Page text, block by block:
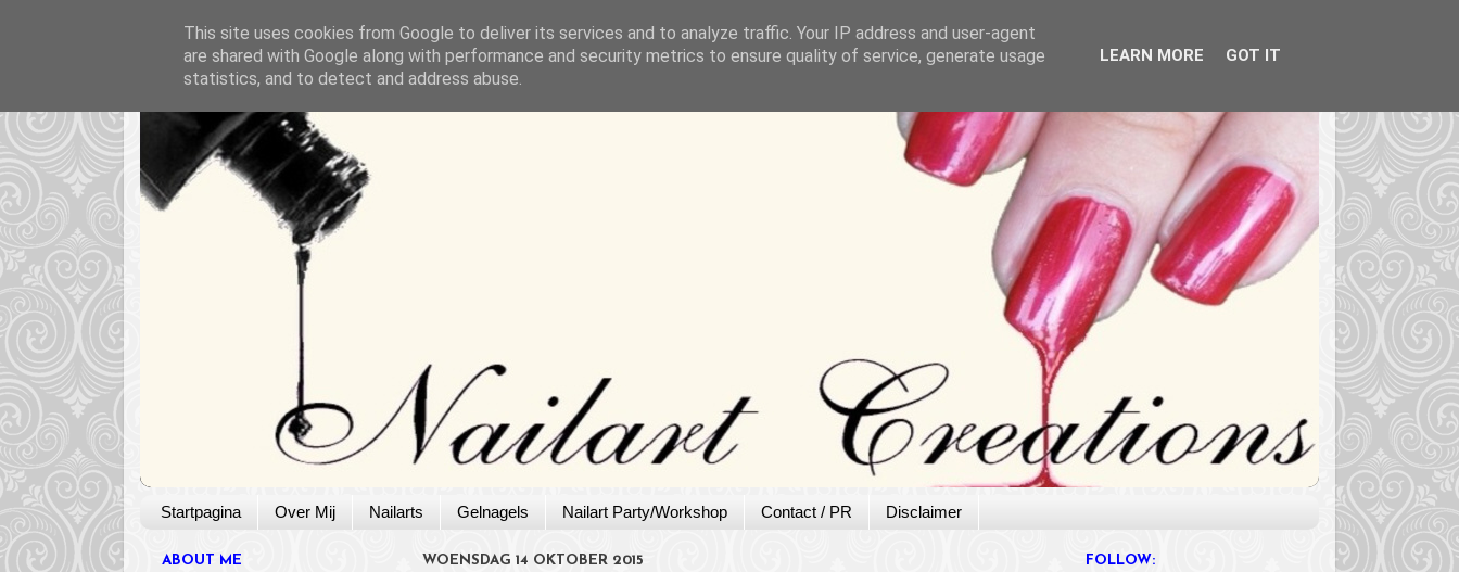
Startpagina Over Mij Nailarts Gelnagels Nailart Party/Workshop Contact / PR Disclaimer
WOENSDAG 14 OKTOBER 2015
ABOUT ME FOLLOW:
This site uses cookies from Google to deliver its services and to analyze traffic. Your IP address and user-agent
are shared with Google along with performance and security metrics to ensure quality of service, generate usage
statistics, and to detect and address abuse.
LEARN MORE GOT IT